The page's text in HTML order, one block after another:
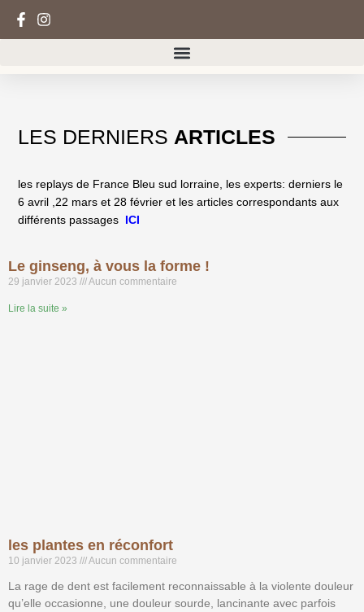
LES DERNIERS ARTICLES
les replays de France Bleu sud lorraine, les experts: derniers le
6 avril ,22 mars et 28 février et les articles correspondants aux
différents passages
ICI
Le ginseng, à vous la forme !
29 janvier 2023 Aucun commentaire
Lire la suite »
les plantes en réconfort
10 janvier 2023 Aucun commentaire
La rage de dent est facilement reconnaissable à la violente douleur
qu’elle occasionne, une douleur sourde, lancinante avec parfois